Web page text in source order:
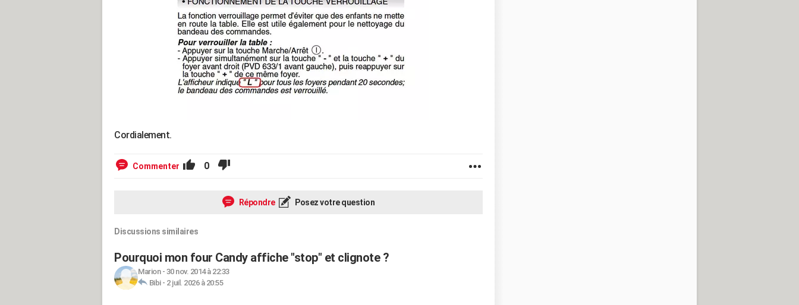
Cordialement.
Commenter 0
Répondre Posez votre question
Discussions similaires
Pourquoi mon four Candy affiche "stop" et clignote ?
Marion- 30 nov. 2014 à 22:33
Bibi- 2 juil. 2026 à 20:55